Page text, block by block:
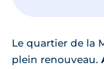
Le quartier de la
plein renouveau.